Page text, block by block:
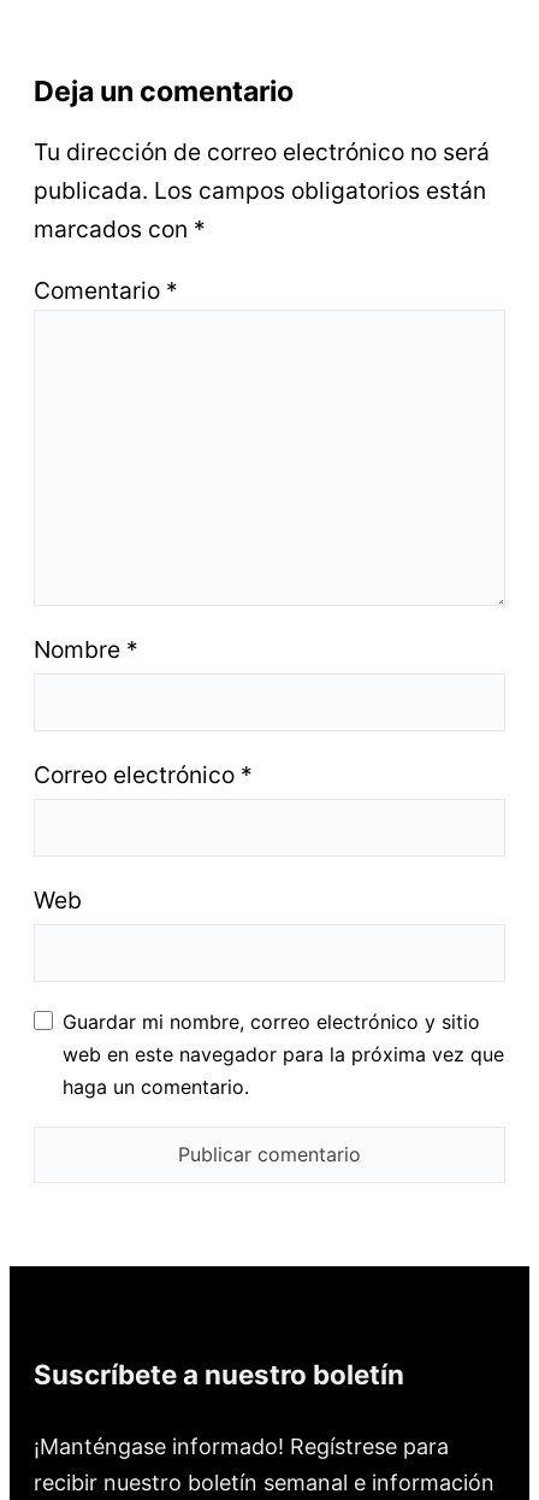
Deja un comentario
Tu dirección de correo electrónico no será
publicada. Los campos obligatorios están
marcados con *
Comentario *
Nombre *
Correo electrónico *
Web
Guardar mi nombre, correo electrónico y sitio
web en este navegador para la próxima vez que
haga un comentario.
Suscríbete a nuestro boletín
¡Manténgase informado! Regístrese para
recibir nuestro boletín semanal e información